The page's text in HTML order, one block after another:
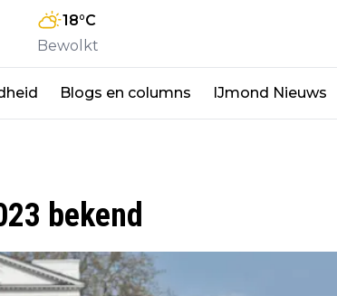
18°C
Bewolkt
Blogs en columns IJmond Nieuws
bekend